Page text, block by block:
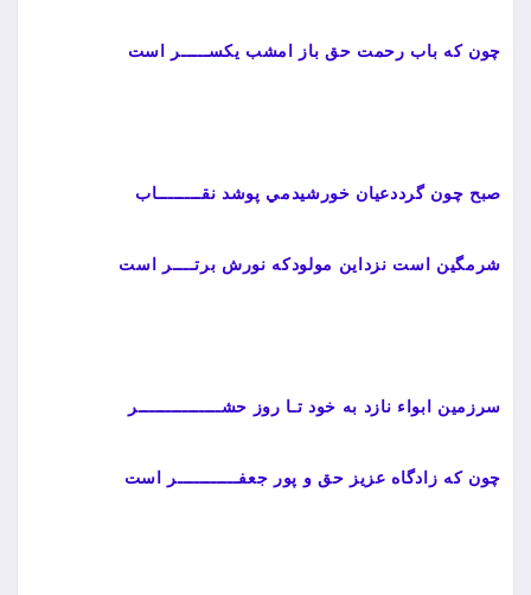
چون كه باب رحمت حق باز امشب يكســـــر است
صبح چون گرددعيان خورشيدمي پوشد نقــــــــاب
شرمگين است نزداين مولودكه نورش برتــــر است
سرزمين ابواء نازد به خود تـا روز حشـــــــــــــــر
چون كه زادگاه عزيز حق و پور جعفـــــــــــر است